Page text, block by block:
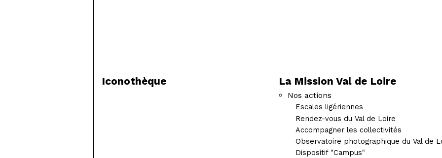
Iconothèque La Mission Val de Loire
Nos actions
Escales ligériennes
Rendez-vous du Val de Loire
Accompagner les collectivités
Observatoire photographique du Val de
Dispositif "Campus"